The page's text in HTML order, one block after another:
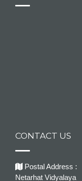
CONTACT US
Postal Address :
Netarhat Vidyalaya